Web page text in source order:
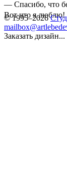
— Спасибо, что
Вот что я люблю!
© 1995–2026
Заказать дизайн...